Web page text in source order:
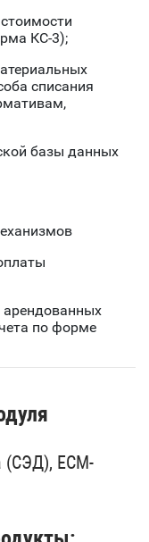
КС-3);
списания
базы данных
арендованных
по форме
(СЭД), ECM-